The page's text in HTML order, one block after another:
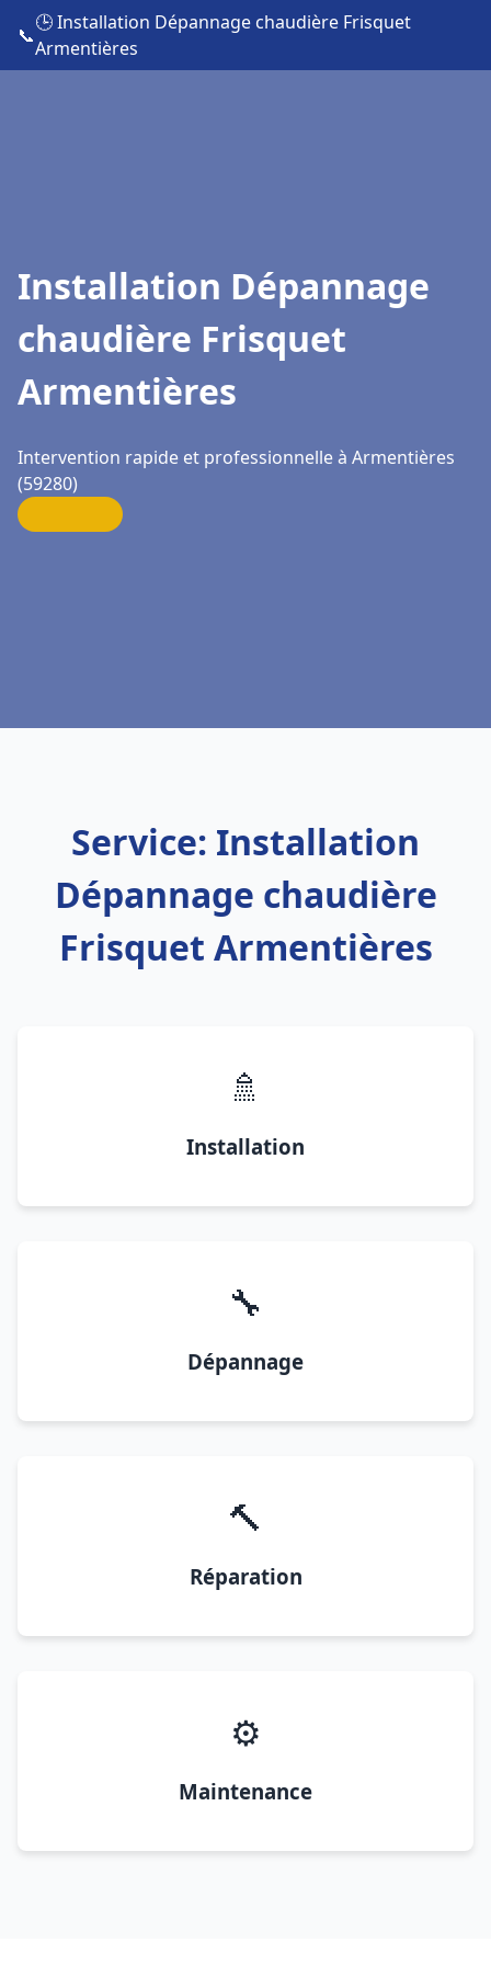
📞
🕒 Installation Dépannage chaudière Frisquet
Armentières
Installation Dépannage
chaudière Frisquet
Armentières
Intervention rapide et professionnelle à Armentières
(59280)
Service: Installation
Dépannage chaudière
Frisquet Armentières
🚿
Installation
🔧
Dépannage
🔨
Réparation
⚙️
Maintenance